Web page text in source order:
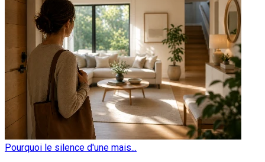
Pourquoi le silence d'une mais...